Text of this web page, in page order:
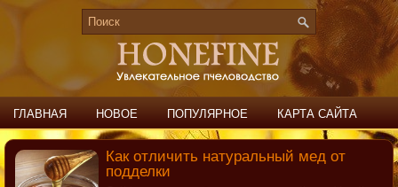
ГЛАВНАЯ НОВОЕ ПОПУЛЯРНОЕ КАРТА САЙТА
ПОИСК КОНТАКТЫ
Как отличить натуральный мед от
подделки